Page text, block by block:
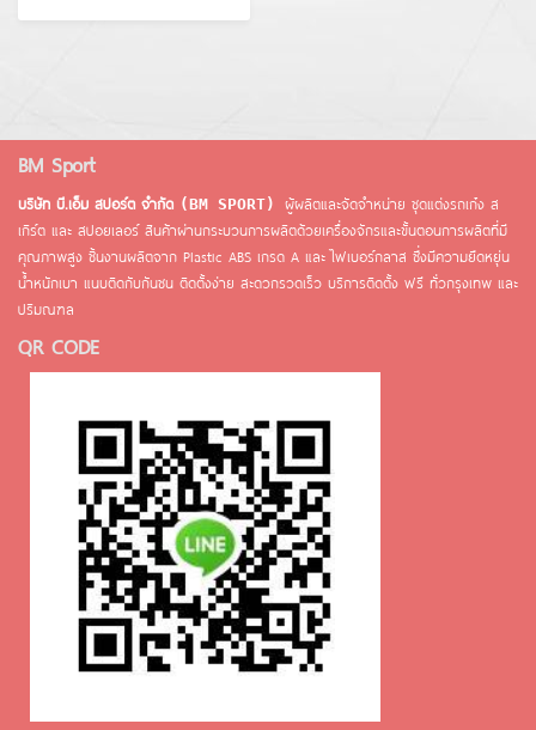
BM Sport
บริษัท บี.เอ็ม สปอร์ต จำกัด (BM SPORT)
ผู้ผลิตและจัดจำหน่าย ชุดแต่งรถเก๋ง ส
เกิร์ต และ สปอยเลอร์ สินค้าผ่านกระบวนการผลิตด้วยเครื่องจักรและขั้นตอนการผลิตที่มี
คุณภาพสูง ชิ้นงานผลิตจาก Plastic ABS เกรด A และ ไฟเบอร์กลาส ซึ่งมีความยึดหยุ่น
น้ำหนักเบา แนบติดกับกันชน ติดตั้งง่าย สะดวกรวดเร็ว บริการติดตั้ง ฟรี ทั่วกรุงเทพ และ
ปริมณฑล
QR CODE